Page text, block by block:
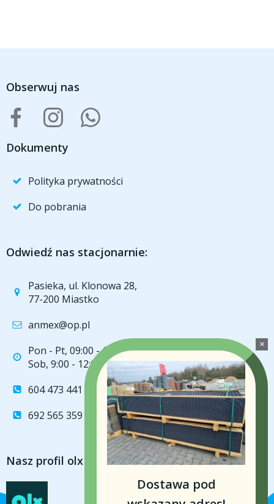
Obserwuj nas
Dokumenty
Polityka prywatności
Do pobrania
Odwiedź nas stacjonarnie:
Pasieka, ul. Klonowa 28,
77-200 Miastko
anmex@op.pl
Pon - Pt, 09:00 - 16:00
Sob, 9:00 - 12:00
604 473 441
692 565 359
Nasz profil olx
Dostawa pod